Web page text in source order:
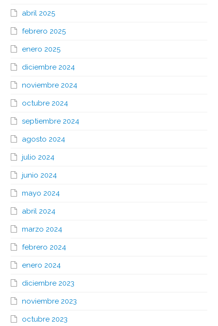
abril 2025
febrero 2025
enero 2025
diciembre 2024
noviembre 2024
octubre 2024
septiembre 2024
agosto 2024
julio 2024
junio 2024
mayo 2024
abril 2024
marzo 2024
febrero 2024
enero 2024
diciembre 2023
noviembre 2023
octubre 2023